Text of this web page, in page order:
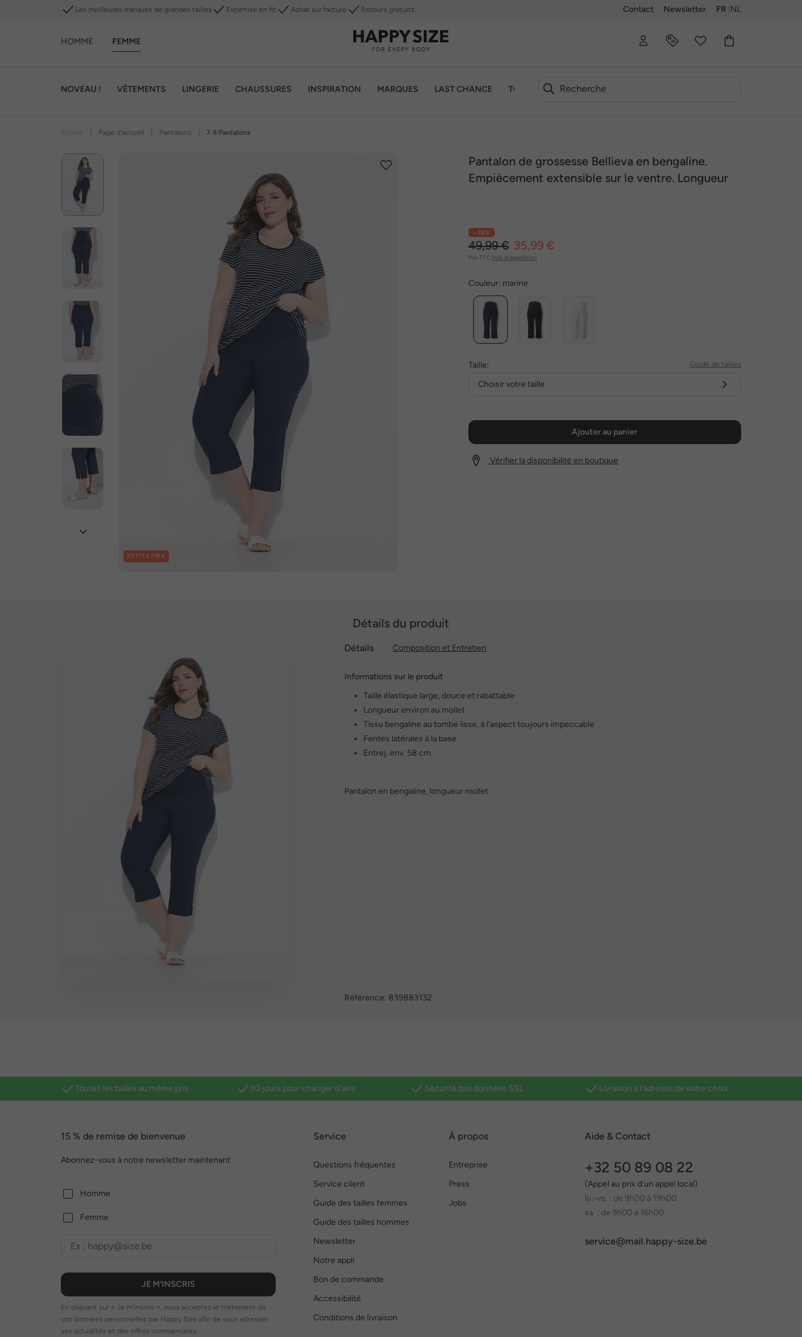
Les meilleures marques de grandes tailles Expertise en fit Achat sur facture Retours gratuits Contact Newsletter FR NL
HOMME FEMME
NOVEAU ! VÊTEMENTS LINGERIE CHAUSSURES INSPIRATION MARQUES LAST CHANCE TOP 100
Page d’accueil Pantalons 7 8 Pantalons
PETITS PRIX
Pantalon de grossesse Bellieva en bengaline.
Empiècement extensible sur le ventre. Longueur
- 28%
49,99 € 35,99 €
Prix TTC frais d'expédition
Couleur: marine
Taille: Guide de tailles
Choisir votre taille
Ajouter au panier
Vérifier la disponibilité en boutique
Détails du produit
Détails Composition et Entretien
Informations sur le produit
Taille élastique large, douce et rabattable
Longueur environ au mollet
Tissu bengaline au tombé lisse, à l'aspect toujours impeccable
Fentes latérales à la base
Entrej. env. 58 cm.
Pantalon en bengaline, longueur mollet
Référence: 839883132
Toutes les tailles au même prix 30 jours pour changer d'avis Sécurité des données SSL Livraison à l'adresse de votre choix
15 % de remise de bienvenue
Abonnez-vous à notre newsletter maintenant
Homme
Femme
JE M'INSCRIS
En cliquant sur « Je m'inscris », vous acceptez le traitement de
vos données personnelles par Happy Size afin de vous adresser
ses actualités et des offres commerciales.
Service
Questions fréquentes
Service client
Guide des tailles femmes
Guide des tailles hommes
Newsletter
Notre appli
Bon de commande
Accessibilité
Conditions de livraison
À propos
Entreprise
Press
Jobs
Aide & Contact
+32 50 89 08 22
(Appel au prix d’un appel local)
lu.-ve. : de 9h00 à 19h00
sa. : de 9h00 à 16h00
service@mail.happy-size.be